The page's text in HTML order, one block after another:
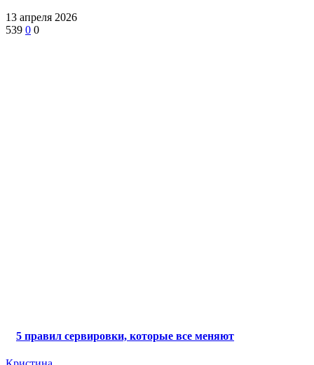
13 апреля 2026
539 0 0
5 правил сервировки, которые все меняют